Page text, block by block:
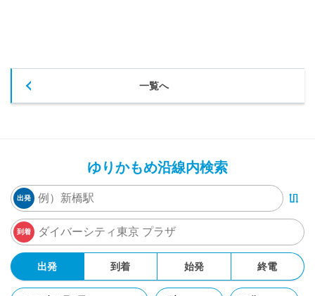
一覧へ
ゆりかもめ沿線内検索
出発
到着
出発 到着 始発 終電